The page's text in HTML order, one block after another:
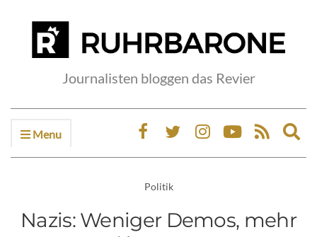
Journalisten bloggen das Revier
Menu
Politik
Nazis: Weniger Demos, mehr